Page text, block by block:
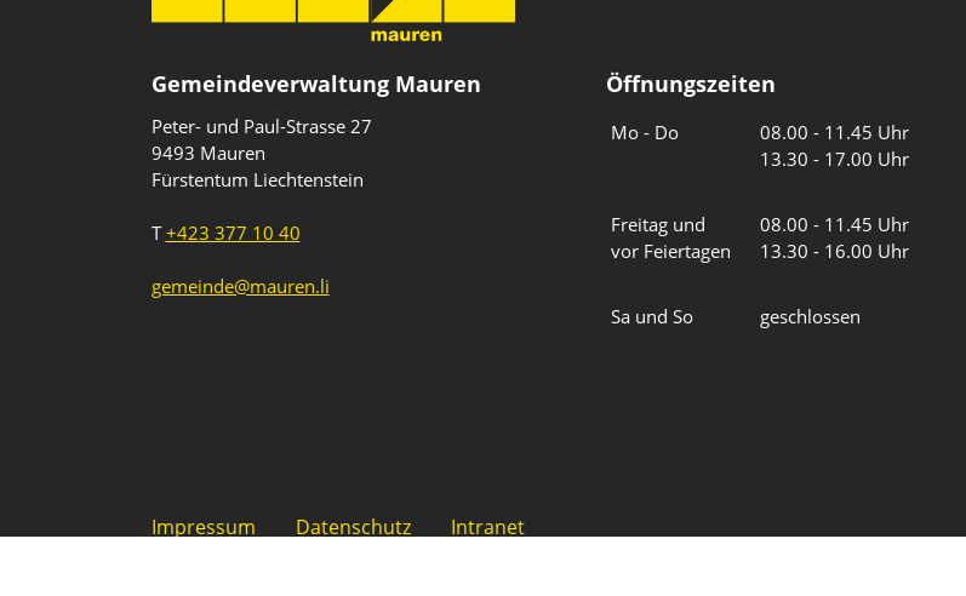
Gemeindeverwaltung Mauren
Peter- und Paul-Strasse 27
9493 Mauren
Fürstentum Liechtenstein
T+423 377 10 40
gemeinde@mauren.li
Öffnungszeiten
Mo - Do
08.00 - 11.45 Uhr
13.30 - 17.00 Uhr
Freitag und
vor Feiertagen
08.00 - 11.45 Uhr
13.30 - 16.00 Uhr
Sa und So geschlossen
Impressum Datenschutz Intranet